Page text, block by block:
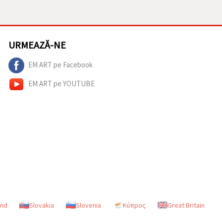
URMEAZĂ-NE
EM ART pe Facebook
EM ART pe YOUTUBE
Slovakia Slovenia Κύπρος
Great Britain